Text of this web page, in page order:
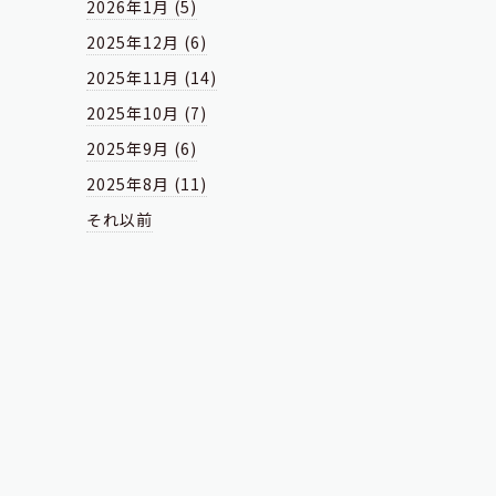
2026年1月 (5)
2025年12月 (6)
2025年11月 (14)
2025年10月 (7)
2025年9月 (6)
2025年8月 (11)
それ以前